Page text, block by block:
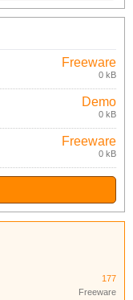
Freeware
0 kB
Demo
0 kB
Freeware
0 kB
177
Freeware